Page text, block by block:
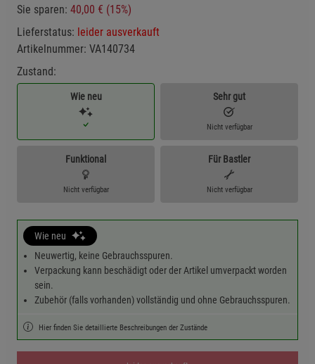
Sie sparen: 40,00 € (15%)
Lieferstatus: leider ausverkauft
Artikelnummer: VA140734
Zustand:
Wie neu Sehr gut
Nicht verfügbar
Funktional
Nicht verfügbar
Für Bastler
Nicht verfügbar
Wie neu
Neuwertig, keine Gebrauchsspuren.
Verpackung kann beschädigt oder der Artikel umverpackt worden
sein.
Zubehör (falls vorhanden) vollständig und ohne Gebrauchsspuren.
Hier finden Sie detaillierte Beschreibungen der Zustände